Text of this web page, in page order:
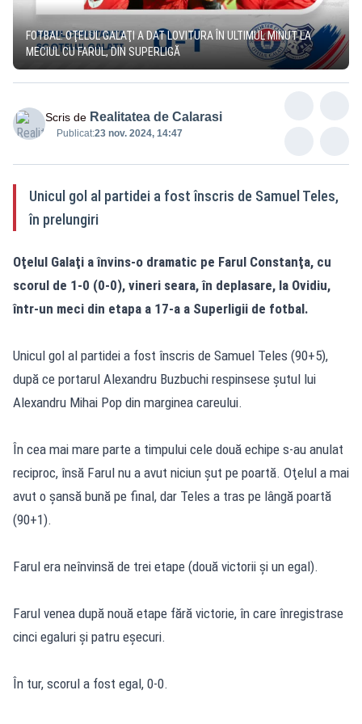
FOTBAL: OŢELUL GALAŢI A DAT LOVITURA ÎN ULTIMUL MINUT LA
MECIUL CU FARUL, DIN SUPERLIGĂ
Scris de Realitatea de Calarasi
Publicat:23 nov. 2024, 14:47
Unicul gol al partidei a fost înscris de Samuel Teles,
în prelungiri
Oţelul Galaţi a învins-o dramatic pe Farul Constanţa, cu
scorul de 1-0 (0-0), vineri seara, în deplasare, la Ovidiu,
într-un meci din etapa a 17-a a Superligii de fotbal.
Unicul gol al partidei a fost înscris de Samuel Teles (90+5),
după ce portarul Alexandru Buzbuchi respinsese şutul lui
Alexandru Mihai Pop din marginea careului.
În cea mai mare parte a timpului cele două echipe s-au anulat
reciproc, însă Farul nu a avut niciun şut pe poartă. Oţelul a mai
avut o şansă bună pe final, dar Teles a tras pe lângă poartă
(90+1).
Farul era neînvinsă de trei etape (două victorii şi un egal).
Farul venea după nouă etape fără victorie, în care înregistrase
cinci egaluri şi patru eşecuri.
În tur, scorul a fost egal, 0-0.